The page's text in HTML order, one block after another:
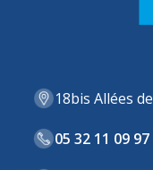
18bis Allées
05 32 11 09 97